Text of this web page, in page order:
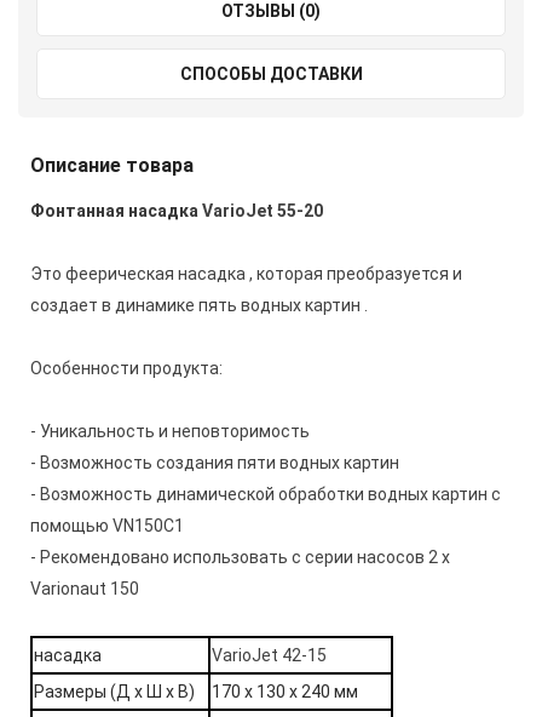
ОТЗЫВЫ (0)
СПОСОБЫ ДОСТАВКИ
Описание товара
Фонтанная насадка VarioJet 55-20
Это феерическая насадка , которая преобразуется и
создает в динамике пять водных картин .
Особенности продукта:
- Уникальность и неповторимость
- Возможность создания пяти водных картин
- Возможность динамической обработки водных картин с
помощью VN150C1
- Рекомендовано использовать с серии насосов 2 х
Varionaut 150
насадка
VarioJet 42-15
Размеры (Д x Ш x В)
170 x 130 x 240 мм